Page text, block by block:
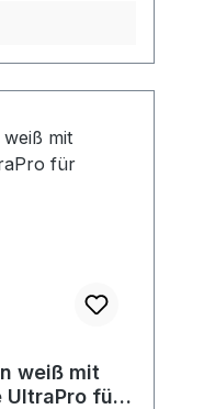
weiß mit
für